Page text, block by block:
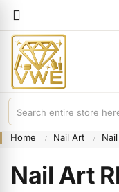
Home Nail Art
Nail Art